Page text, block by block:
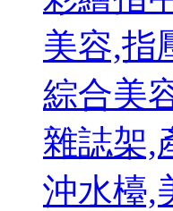
美容,指
綜合美
雜誌架,
沖水檯,